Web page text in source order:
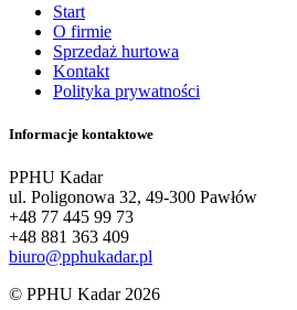
Start
O firmie
Sprzedaż hurtowa
Kontakt
Polityka prywatności
Informacje kontaktowe
PPHU Kadar
ul. Poligonowa 32, 49-300 Pawłów
+48 77 445 99 73
+48 881 363 409
biuro@pphukadar.pl
© PPHU Kadar 2026